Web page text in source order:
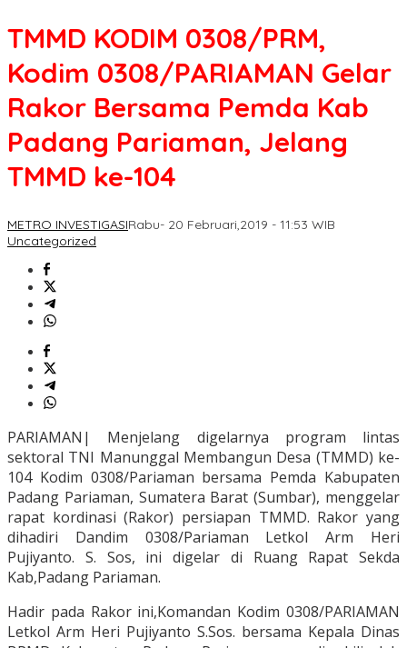
TMMD KODIM 0308/PRM,
Kodim 0308/PARIAMAN Gelar
Rakor Bersama Pemda Kab
Padang Pariaman, Jelang
TMMD ke-104
METRO INVESTIGASIRabu- 20 Februari,2019 - 11:53 WIB
Uncategorized
PARIAMAN| Menjelang digelarnya program lintas
sektoral TNI Manunggal Membangun Desa (TMMD) ke-
104 Kodim 0308/Pariaman bersama Pemda Kabupaten
Padang Pariaman, Sumatera Barat (Sumbar), menggelar
rapat kordinasi (Rakor) persiapan TMMD. Rakor yang
dihadiri Dandim 0308/Pariaman Letkol Arm Heri
Pujiyanto. S. Sos, ini digelar di Ruang Rapat Sekda
Kab,Padang Pariaman.
Hadir pada Rakor ini,Komandan Kodim 0308/PARIAMAN
Letkol Arm Heri Pujiyanto S.Sos. bersama Kepala Dinas